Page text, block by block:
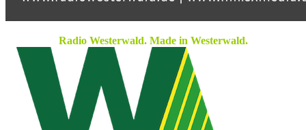
Radio Westerwald. Made in Westerwald.